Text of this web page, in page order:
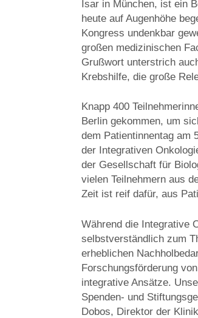
Isar in München, ist ein
heute auf Augenhöhe
Kongress undenkbar
großen medizinischen
Grußwort unterstrich
Krebshilfe, die große
Knapp 400
Berlin gekommen, um
dem Patientinnentag am
der Integrativen
der Gesellschaft für
vielen Teilnehmern aus
Zeit ist reif dafür, aus
Während die Integrative
selbstverständlich zum
erheblichen
Forschungsförderung
integrative Ansätze.
Spenden- und
Dobos, Direktor der